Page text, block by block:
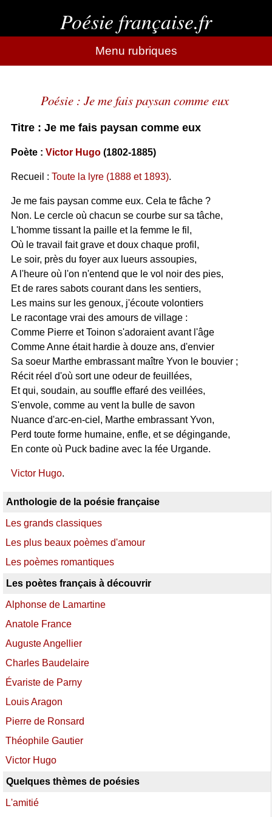
Poésie française.fr
Menu rubriques
Poésie : Je me fais paysan comme eux
Titre : Je me fais paysan comme eux
Poète : Victor Hugo(1802-1885)
Recueil : Toute la lyre (1888 et 1893).
Je me fais paysan comme eux. Cela te fâche ?
Non. Le cercle où chacun se courbe sur sa tâche,
L'homme tissant la paille et la femme le fil,
Où le travail fait grave et doux chaque profil,
Le soir, près du foyer aux lueurs assoupies,
A l'heure où l'on n'entend que le vol noir des pies,
Et de rares sabots courant dans les sentiers,
Les mains sur les genoux, j'écoute volontiers
Le racontage vrai des amours de village :
Comme Pierre et Toinon s'adoraient avant l'âge
Comme Anne était hardie à douze ans, d'envier
Sa soeur Marthe embrassant maître Yvon le bouvier ;
Récit réel d'où sort une odeur de feuillées,
Et qui, soudain, au souffle effaré des veillées,
S'envole, comme au vent la bulle de savon
Nuance d'arc-en-ciel, Marthe embrassant Yvon,
Perd toute forme humaine, enfle, et se dégingande,
En conte où Puck badine avec la fée Urgande.
Victor Hugo.
Anthologie de la poésie française
Les grands classiques
Les plus beaux poèmes d'amour
Les poèmes romantiques
Les poètes français à découvrir
Alphonse de Lamartine
Anatole France
Auguste Angellier
Charles Baudelaire
Évariste de Parny
Louis Aragon
Pierre de Ronsard
Théophile Gautier
Victor Hugo
Quelques thèmes de poésies
L'amitié